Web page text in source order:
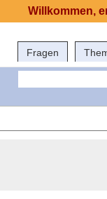
Fragen
Willkommen,